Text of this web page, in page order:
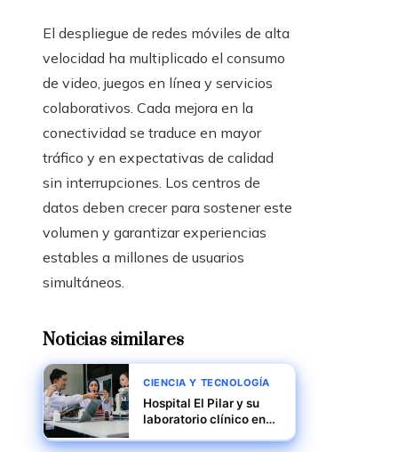
El despliegue de redes móviles de alta
velocidad ha multiplicado el consumo
de video, juegos en línea y servicios
colaborativos. Cada mejora en la
conectividad se traduce en mayor
tráfico y en expectativas de calidad
sin interrupciones. Los centros de
datos deben crecer para sostener este
volumen y garantizar experiencias
estables a millones de usuarios
simultáneos.
Noticias similares
CIENCIA Y TECNOLOGÍA
Hospital El Pilar y su
laboratorio clínico en